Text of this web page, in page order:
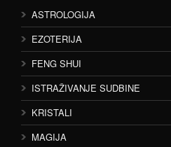
ASTROLOGIJA
EZOTERIJA
FENG SHUI
ISTRAŽIVANJE SUDBINE
KRISTALI
MAGIJA